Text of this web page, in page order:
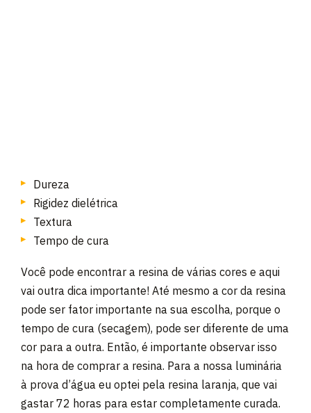
Dureza
Rigidez dielétrica
Textura
Tempo de cura
Você pode encontrar a resina de várias cores e aqui
vai outra dica importante! Até mesmo a cor da resina
pode ser fator importante na sua escolha, porque o
tempo de cura (secagem), pode ser diferente de uma
cor para a outra. Então, é importante observar isso
na hora de comprar a resina. Para a nossa luminária
à prova d’água eu optei pela resina laranja, que vai
gastar 72 horas para estar completamente curada.